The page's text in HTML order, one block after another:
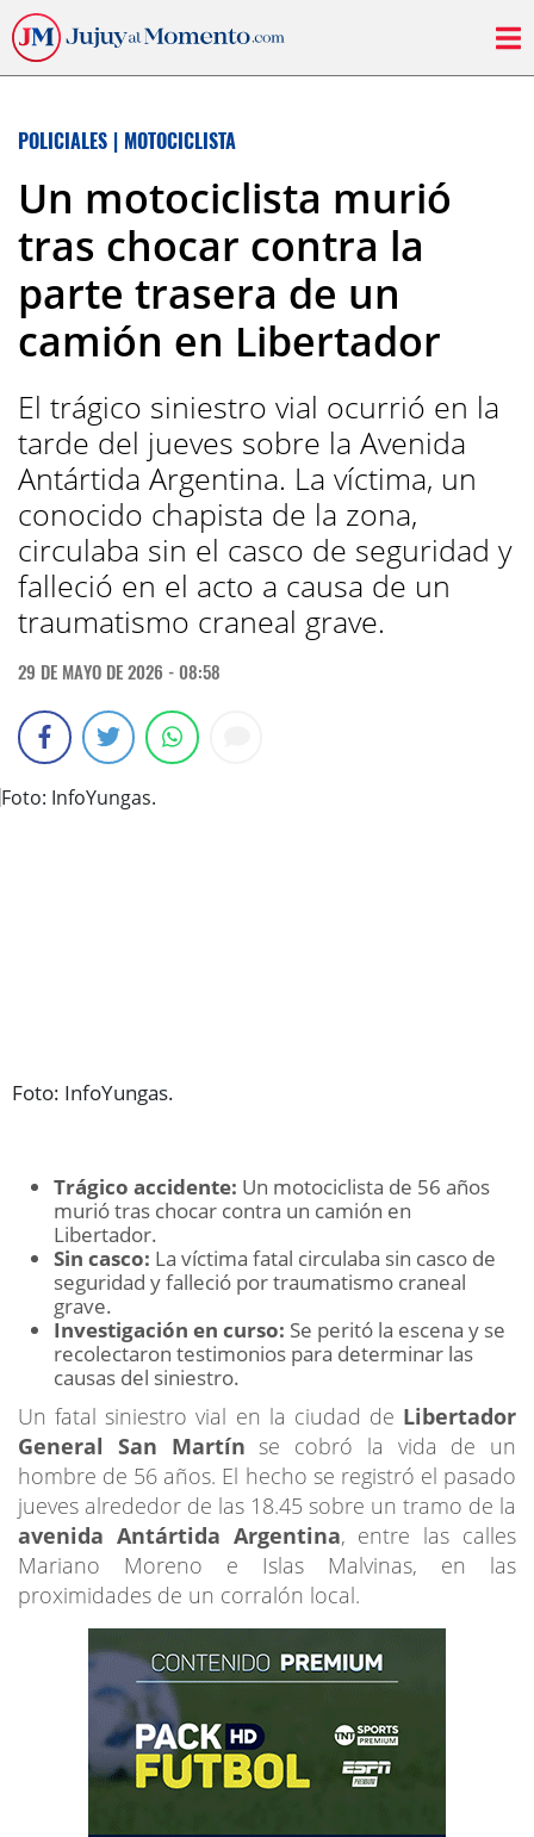
POLICIALES | MOTOCICLISTA
Un motociclista murió
tras chocar contra la
parte trasera de un
camión en Libertador
El trágico siniestro vial ocurrió en la
tarde del jueves sobre la Avenida
Antártida Argentina. La víctima, un
conocido chapista de la zona,
circulaba sin el casco de seguridad y
falleció en el acto a causa de un
traumatismo craneal grave.
29 DE MAYO DE 2026 - 08:58
Foto: InfoYungas.
Trágico accidente: Un motociclista de 56 años
murió tras chocar contra un camión en
Libertador.
Sin casco: La víctima fatal circulaba sin casco de
seguridad y falleció por traumatismo craneal
grave.
Investigación en curso: Se peritó la escena y se
recolectaron testimonios para determinar las
causas del siniestro.
Un fatal siniestro vial en la ciudad de Libertador
General San Martín se cobró la vida de un
hombre de 56 años. El hecho se registró el pasado
jueves alrededor de las 18.45 sobre un tramo de la
avenida Antártida Argentina, entre las calles
Mariano Moreno e Islas Malvinas, en las
proximidades de un corralón local.